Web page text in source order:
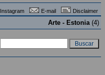
Instagram E-mail Disclaimer
Arte - Estonia(4)